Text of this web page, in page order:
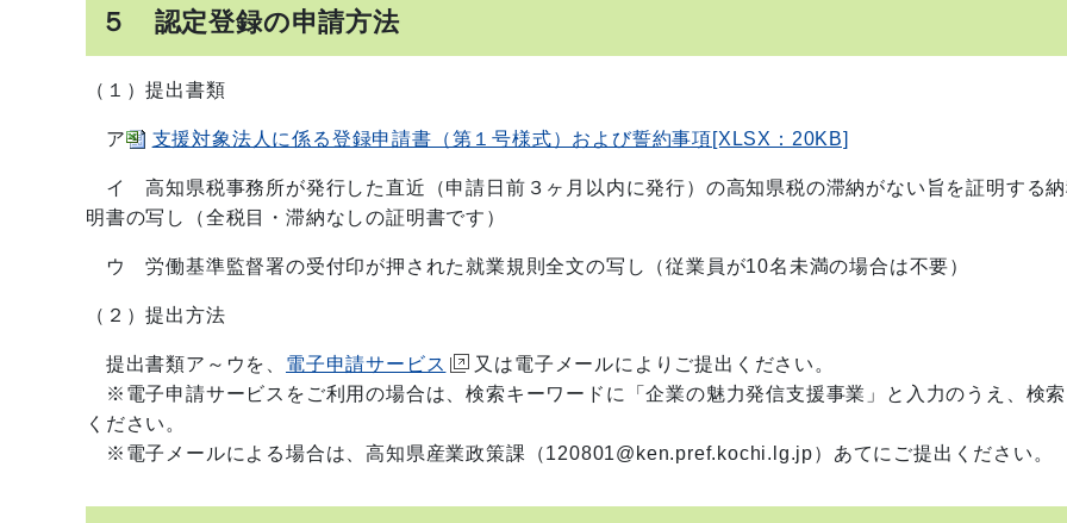
５ 認定登録の申請方法
（１）提出書類
ア 支援対象法人に係る登録申請書（第１号様式）および誓約事項[XLSX：20KB]
イ 高知県税事務所が発行した直近（申請日前３ヶ月以内に発行）の高知県税の滞納がない旨を証明する納
明書の写し（全税目・滞納なしの証明書です）
ウ 労働基準監督署の受付印が押された就業規則全文の写し（従業員が10名未満の場合は不要）
（２）提出方法
提出書類ア～ウを、 電子申請サービス
又は電子メールによりご提出ください。
※電子申請サービスをご利用の場合は、検索キーワードに「企業の魅力発信支援事業」と入力のうえ、検索
ください。
※電子メールによる場合は、高知県産業政策課（120801@ken.pref.kochi.lg.jp）あてにご提出ください。